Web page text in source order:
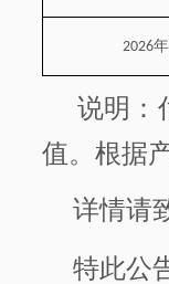
2026年
说明：
值。根据
详情请
特此公